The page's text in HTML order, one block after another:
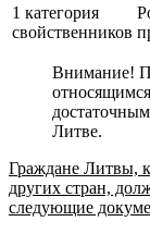
1 категория
свойственников
Внимание!
Литве.
Граждане Литвы,
других стран,
следующие